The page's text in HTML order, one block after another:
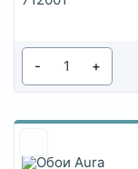
- +